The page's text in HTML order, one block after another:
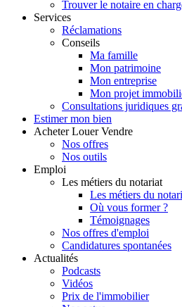
Trouver le notaire en
Services
Réclamations
Conseils
Ma famille
Mon patrimoine
Mon entreprise
Mon projet
Consultations juridiques
Estimer mon bien
Acheter Louer Vendre
Nos offres
Nos outils
Emploi
Les métiers du notariat
Les métiers du
Où vous former ?
Témoignages
Nos offres d'emploi
Candidatures spontanées
Actualités
Podcasts
Vidéos
Prix de l'immobilier